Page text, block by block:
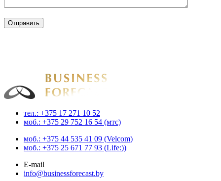
Businessforecast
Аналитика и прогнозирование для профессионалов
тел.: +375 17 271 10 52
моб.: +375 29 752 16 54 (мтс)
моб.: +375 44 535 41 09 (Velcom)
моб.: +375 25 671 77 93 (Life:))
E-mail
info@businessforecast.by